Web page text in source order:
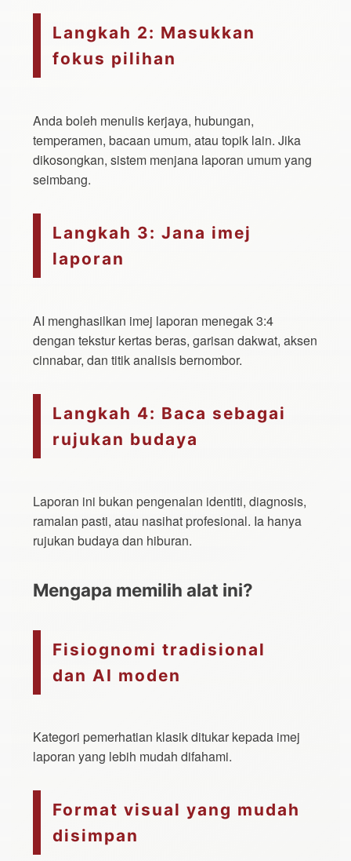
Langkah 2: Masukkan
fokus pilihan
Anda boleh menulis kerjaya, hubungan,
temperamen, bacaan umum, atau topik lain. Jika
dikosongkan, sistem menjana laporan umum yang
seimbang.
Langkah 3: Jana imej
laporan
AI menghasilkan imej laporan menegak 3:4
dengan tekstur kertas beras, garisan dakwat, aksen
cinnabar, dan titik analisis bernombor.
Langkah 4: Baca sebagai
rujukan budaya
Laporan ini bukan pengenalan identiti, diagnosis,
ramalan pasti, atau nasihat profesional. Ia hanya
rujukan budaya dan hiburan.
Mengapa memilih alat ini?
Fisiognomi tradisional
dan AI moden
Kategori pemerhatian klasik ditukar kepada imej
laporan yang lebih mudah difahami.
Format visual yang mudah
disimpan